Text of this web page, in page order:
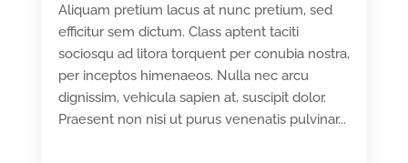
Aliquam pretium lacus at nunc pretium, sed
efficitur sem dictum. Class aptent taciti
sociosqu ad litora torquent per conubia nostra,
per inceptos himenaeos. Nulla nec arcu
dignissim, vehicula sapien at, suscipit dolor.
Praesent non nisi ut purus venenatis pulvinar...